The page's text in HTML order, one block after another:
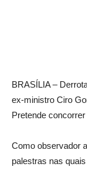
BRASÍLIA –
ex-ministro Ciro
Pretende
Como observador
palestras nas